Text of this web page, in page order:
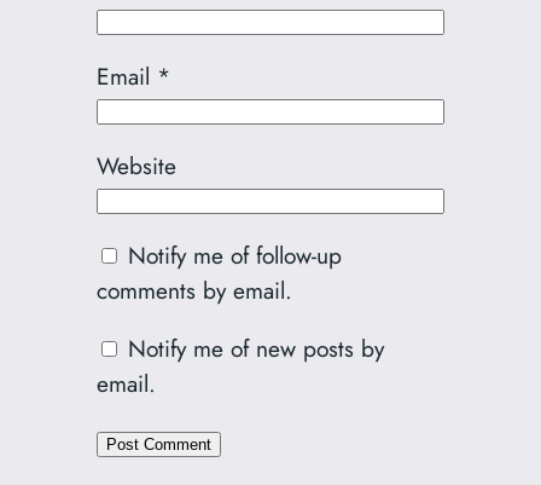
Email *
Website
Notify me of follow-up
comments by email.
Notify me of new posts by
email.